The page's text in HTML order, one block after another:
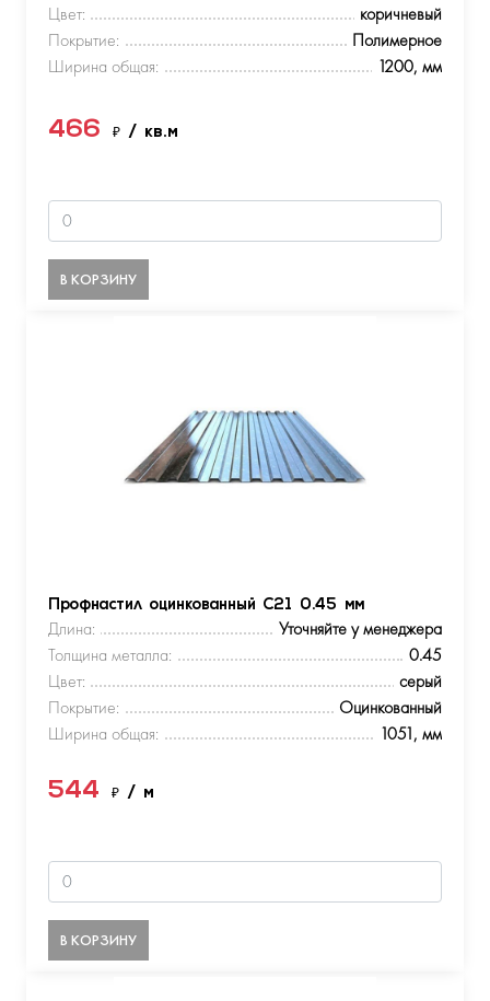
Цвет:
коричневый
Покрытие:
Полимерное
Ширина общая:
1200, мм
466 ₽ / кв.м
В КОРЗИНУ
Профнастил оцинкованный С21 0.45 мм
Длина:
Уточняйте у менеджера
Толщина металла:
0.45
Цвет:
серый
Покрытие:
Оцинкованный
Ширина общая:
1051, мм
544 ₽ / м
В КОРЗИНУ